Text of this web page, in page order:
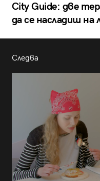
City Guide: две
да се насладиш
Следва